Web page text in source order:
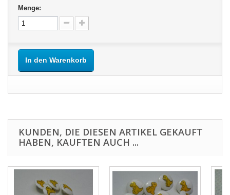
Menge:
In den Warenkorb
KUNDEN, DIE DIESEN ARTIKEL GEKAUFT
HABEN, KAUFTEN AUCH ...